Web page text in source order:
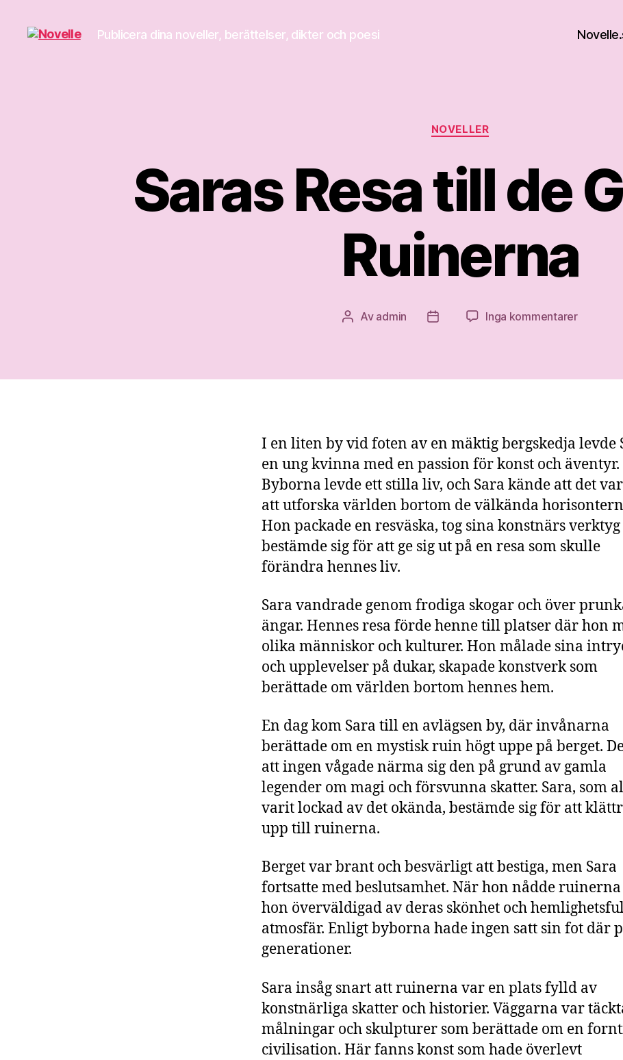
Publicera dina noveller, berättelser, dikter och poesi
Kategorier
NOVELLER
Saras Resa till de
Ruinerna
Inläggsförfattare
Av admin InläggsdatumInga kommentarertill
de
I en liten by vid foten av en mäktig bergskedja levde
en ung kvinna med en passion för konst och äventyr.
Byborna levde ett stilla liv, och Sara kände att det
att utforska världen bortom de välkända
Hon packade en resväska, tog sina konstnärs verktyg
bestämde sig för att ge sig ut på en resa som skulle
förändra hennes liv.
Sara vandrade genom frodiga skogar och över
ängar. Hennes resa förde henne till platser där hon
olika människor och kulturer. Hon målade sina
och upplevelser på dukar, skapade konstverk som
berättade om världen bortom hennes hem.
En dag kom Sara till en avlägsen by, där invånarna
berättade om en mystisk ruin högt uppe på berget.
att ingen vågade närma sig den på grund av gamla
legender om magi och försvunna skatter. Sara, som
varit lockad av det okända, bestämde sig för att
upp till ruinerna.
Berget var brant och besvärligt att bestiga, men Sara
fortsatte med beslutsamhet. När hon nådde
hon överväldigad av deras skönhet och
atmosfär. Enligt byborna hade ingen satt sin fot där
generationer.
Sara insåg snart att ruinerna var en plats fylld av
konstnärliga skatter och historier. Väggarna var
målningar och skulpturer som berättade om en
civilisation. Här fanns konst som hade överlevt